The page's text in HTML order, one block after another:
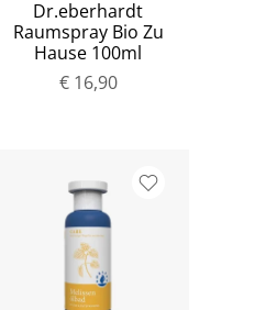
Dr.eberhardt
Raumspray Bio Zu
Hause 100ml
€ 16,90